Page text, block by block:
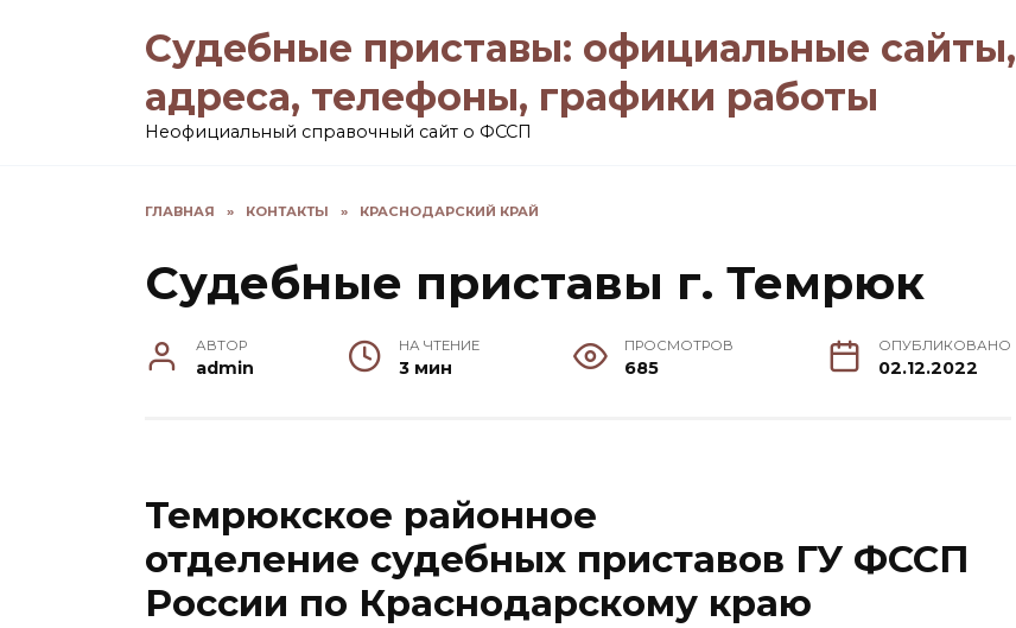
Судебные приставы: официальные сайты,
адреса, телефоны, графики работы
Неофициальный справочный сайт о ФССП
ГЛАВНАЯ » КОНТАКТЫ » КРАСНОДАРСКИЙ КРАЙ
Судебные приставы г. Темрюк
АВТОР
admin
НА ЧТЕНИЕ
3 мин
ПРОСМОТРОВ
685
ОПУБЛИКОВАНО
02.12.2022
Темрюкское районное
отделение судебных приставов ГУ ФССП
России по Краснодарскому краю